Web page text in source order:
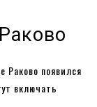
Раково появился
включать